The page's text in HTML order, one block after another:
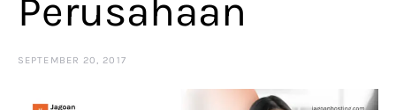
Perusahaan
SEPTEMBER 20, 2017